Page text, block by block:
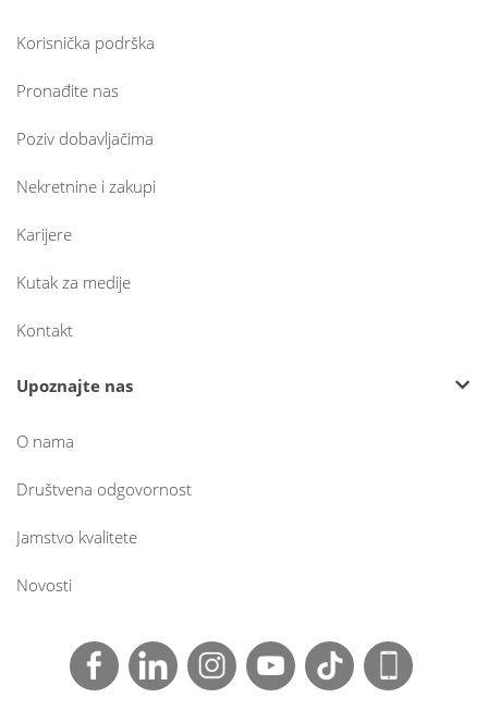
Korisnička podrška
Pronađite nas
Poziv dobavljačima
Nekretnine i zakupi
Karijere
Kutak za medije
Kontakt
Upoznajte nas
O nama
Društvena odgovornost
Jamstvo kvalitete
Novosti